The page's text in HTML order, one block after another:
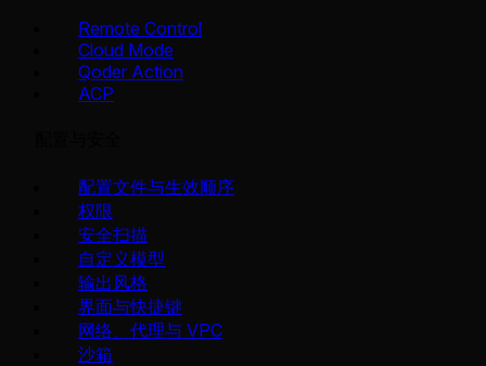
Remote Control
Cloud Mode
Qoder Action
ACP
配置文件与生效顺序
权限
安全扫描
自定义模型
输出风格
界面与快捷键
网络、代理与 VPC
沙箱